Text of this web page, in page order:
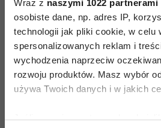
Wraz z naszymi 1022 partnerami
osobiste dane, np. adres IP,
technologii jak pliki cookie, w celu
spersonalizowanych reklam i
wychodzenia naprzeciw
rozwoju produktów. Masz wybór
używa Twoich danych i w jakich
Jeśli wyrazisz na to zgodę,